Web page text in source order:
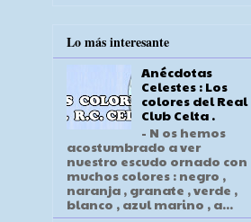
Lo más interesante
Anécdotas
Celestes : Los
colores del Real
Club Celta .
- N os hemos
acostumbrado a ver
nuestro escudo ornado con
muchos colores : negro ,
naranja , granate , verde ,
blanco , azul marino , a...